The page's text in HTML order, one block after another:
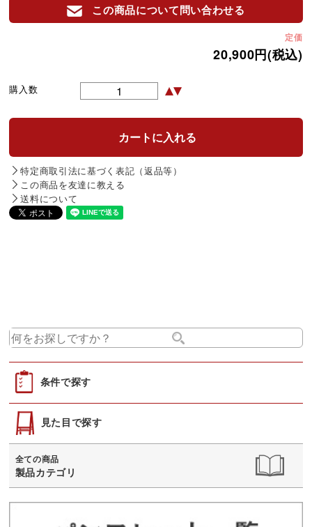
この商品について問い合わせる
定価
20,900円(税込)
購入数
特定商取引法に基づく表記（返品等）
この商品を友達に教える
送料について
条件で探す
見た目で探す
全ての商品
製品カテゴリ